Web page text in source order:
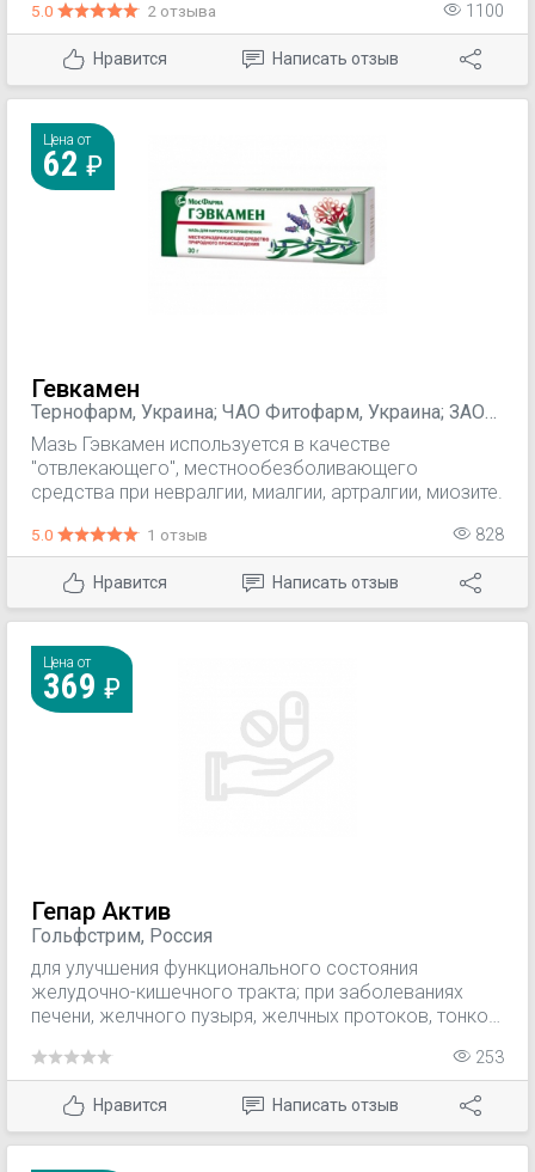
Действие препарата Викс актив бальзам
обусловлено входящими в его состав
компонентами. Викс актив бальзам оказывает
местнораздражающее, противовоспалительное и
заложенности носа при однократном нанесении
препарата наблюдается до 8 ч.
5.0 2 отзыва 1100
Нравится Написать отзыв
Цена от
62
Гевкамен
Тернофарм, Украина; ЧАО Фитофарм, Украина; ЗАО
"ФФ Виола", Украина; ЗАО "Московская
фармацевтическая фабрика", Россия
Мазь Гэвкамен используется в качестве
"отвлекающего", местнообезболивающего
средства при невралгии, миалгии, артралгии, миозите.
5.0 1 отзыв 828
Нравится Написать отзыв
Цена от
369
Гепар Актив
Гольфстрим, Россия
для улучшения функционального состояния
желудочно-кишечного тракта; при заболеваниях
печени, желчного пузыря, желчных протоков, тонкой
поджелудочной железы; для профилактики
обострений язвенной болезни, при дисбактериозе;
при заболеваниях желудка (улучшает
кровоснабжение, секреторную функцию желудка);
253
Нравится Написать отзыв